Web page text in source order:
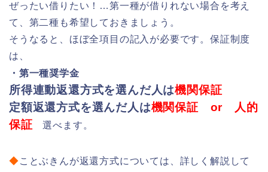
ぜったい借りたい！…第一種が借りれない場合を考え
て、第二種も希望しておきましょう。
そうなると、ほぼ全項目の記入が必要です。保証制度
は、
・第一種奨学金
所得連動返還方式を選んだ人は機関保証
定額返還方式を選んだ人は機関保証 or 人的
保証 選べます。
◆ことぶきんが返還方式については、詳しく解説して